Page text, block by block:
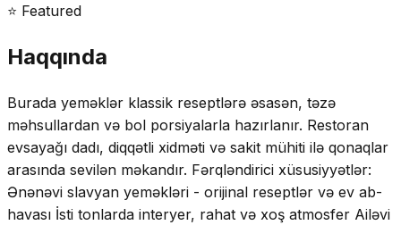
⭐ Featured
Haqqında
Burada yeməklər klassik reseptlərə əsasən, təzə
məhsullardan və bol porsiyalarla hazırlanır. Restoran
evsayağı dadı, diqqətli xidməti və sakit mühiti ilə qonaqlar
arasında sevilən məkandır. Fərqləndirici xüsusiyyətlər:
Ənənəvi slavyan yeməkləri - orijinal reseptlər və ev ab-
havası İsti tonlarda interyer, rahat və xoş atmosfer Ailəvi